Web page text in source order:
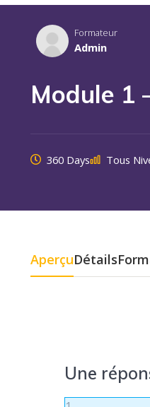
Formateur
Admin
Module 1
360 Days Tous
AperçuDétails
Une